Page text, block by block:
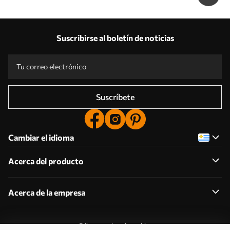
Suscribirse al boletín de noticias
Suscríbete
Cambiar el idioma
Acerca del producto
Acerca de la empresa
Editar permisos de cookies